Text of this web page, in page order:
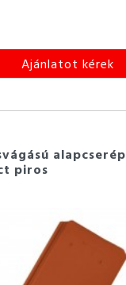
Ajánlatot kérek
alapcserép
piros